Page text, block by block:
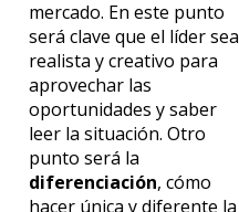
mercado. En este punto
será clave que el líder sea
realista y creativo para
aprovechar las
oportunidades y saber
leer la situación. Otro
punto será la
diferenciación, cómo
hacer única y diferente la